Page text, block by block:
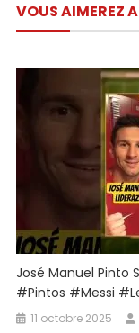
l’article
VOUS AIMEREZ
José Manuel Pinto
#pintos #messi
11 octobre 2025